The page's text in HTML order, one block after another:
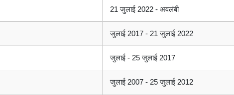
21 जुलाई 2022 - अवलंबी
जुलाई 2017 - 21 जुलाई 2022
जुलाई - 25 जुलाई 2017
जुलाई 2007 - 25 जुलाई 2012